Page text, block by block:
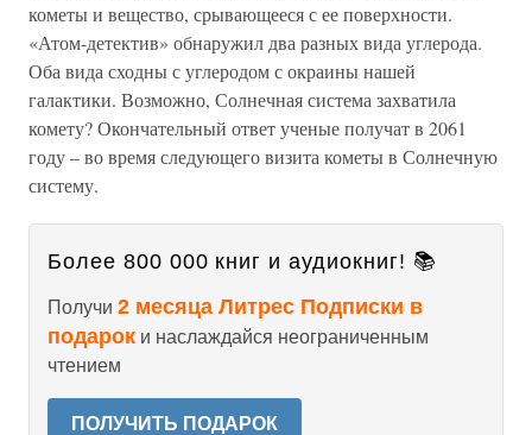
кометы и вещество, срывающееся с ее поверхности.
«Атом-детектив» обнаружил два разных вида углерода.
Оба вида сходны с углеродом с окраины нашей
галактики. Возможно, Солнечная система захватила
комету? Окончательный ответ ученые получат в 2061
году – во время следующего визита кометы в Солнечную
систему.
Более 800 000 книг и аудиокниг! 📚
Получи 2 месяца Литрес Подписки в
подарок и наслаждайся неограниченным
чтением
ПОЛУЧИТЬ ПОДАРОК